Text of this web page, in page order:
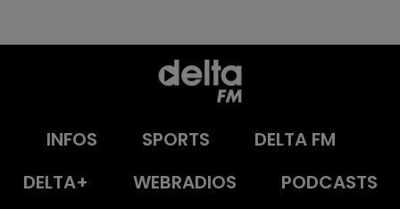
INFOS SPORTS
DELTA FM
DELTA+
WEBRADIOS
PODCASTS